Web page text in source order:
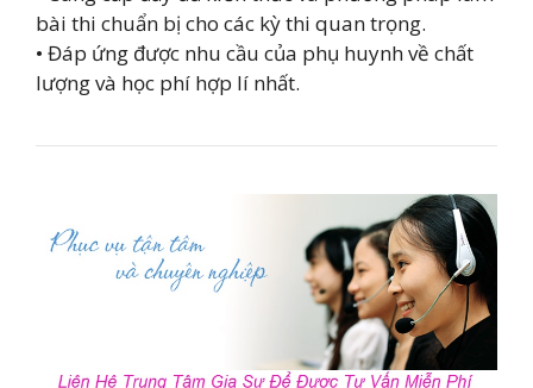
bài thi chuẩn bị cho các kỳ thi quan trọng.
• Đáp ứng được nhu cầu của phụ huynh về chất
lượng và học phí hợp lí nhất.